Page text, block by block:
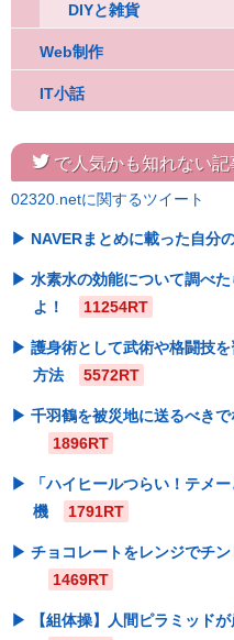
DIYと雑貨
Web制作
IT小話
twitterで人気かも知れない記
02320.netに関するツイート
NAVERまとめに載った自分
水素水の効能について調べ
よ！
11254RT
護身術として武術や格闘技
方法
5572RT
千羽鶴を被災地に送るべき
1896RT
「ハイヒールつらい！テメ
機
1791RT
チョコレートをレンジでチ
1469RT
【組体操】人間ピラミッド